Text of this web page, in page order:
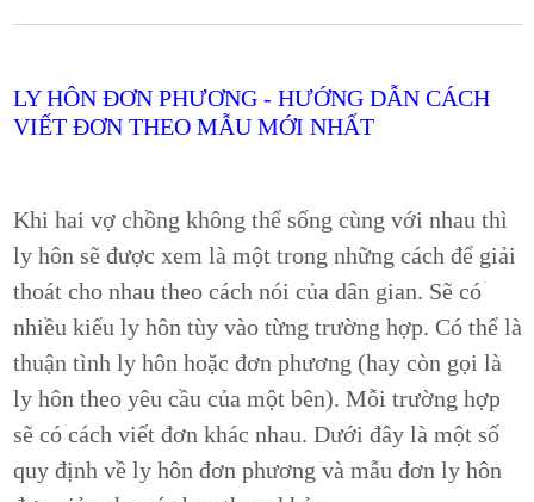
LY HÔN ĐƠN PHƯƠNG - HƯỚNG DẪN CÁCH
VIẾT ĐƠN THEO MẪU MỚI NHẤT
Khi hai vợ chồng không thể sống cùng với nhau thì
ly hôn sẽ được xem là một trong những cách để giải
thoát cho nhau theo cách nói của dân gian. Sẽ có
nhiều kiểu ly hôn tùy vào từng trường hợp. Có thể là
thuận tình ly hôn hoặc đơn phương (hay còn gọi là
ly hôn theo yêu cầu của một bên). Mỗi trường hợp
sẽ có cách viết đơn khác nhau. Dưới đây là một số
quy định về ly hôn đơn phương và mẫu đơn ly hôn